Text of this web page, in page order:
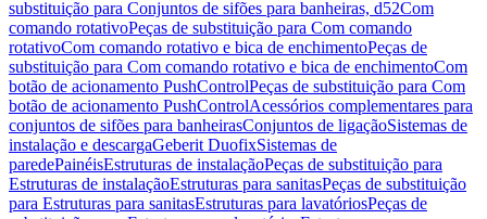
substituição para Conjuntos de sifões para banheiras, d52Com
comando rotativoPeças de substituição para Com comando
rotativoCom comando rotativo e bica de enchimentoPeças de
substituição para Com comando rotativo e bica de enchimentoCom
botão de acionamento PushControlPeças de substituição para Com
botão de acionamento PushControlAcessórios complementares para
conjuntos de sifões para banheirasConjuntos de ligaçãoSistemas de
instalação e descargaGeberit DuofixSistemas de
paredePainéisEstruturas de instalaçãoPeças de substituição para
Estruturas de instalaçãoEstruturas para sanitasPeças de substituição
para Estruturas para sanitasEstruturas para lavatóriosPeças de